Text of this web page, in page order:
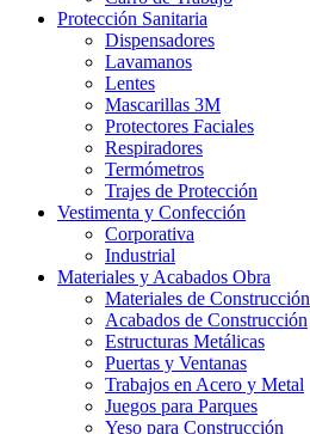
Protección Sanitaria
Dispensadores
Lavamanos
Lentes
Mascarillas 3M
Protectores Faciales
Respiradores
Termómetros
Trajes de Protección
Vestimenta y Confección
Corporativa
Industrial
Materiales y Acabados Obra
Materiales de Construcción
Acabados de Construcción
Estructuras Metálicas
Puertas y Ventanas
Trabajos en Acero y Metal
Juegos para Parques
Yeso para Construcción